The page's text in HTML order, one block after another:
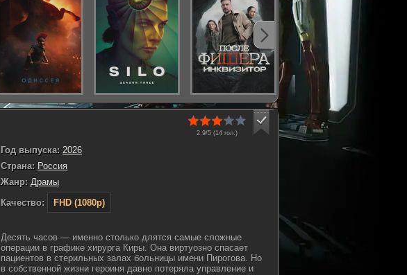
2.9/5 (14 гол.)
Год выпуска: 2026
Страна: Россия
Жанр: Драмы
Качество:
FHD (1080p)
Десять часов — именно столько длятся самые сложные
операции в графике хирурга Киры. Она виртуозно спасает
пациентов в стерильных залах больницы имени Пирогова. Но
в собственной жизни героиня давно потеряла управление и